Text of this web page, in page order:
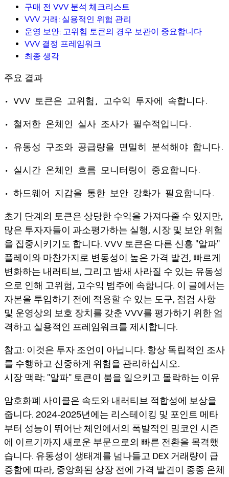
구매 전 VVV 분석 체크리스트
VVV 거래: 실용적인 위험 관리
운영 보안: 고위험 토큰의 경우 보관이 중요합니다
VVV 결정 프레임워크
최종 생각
주요 결과
• VVV 토큰은 고위험, 고수익 투자에 속합니다.
• 철저한 온체인 실사 조사가 필수적입니다.
• 유동성 구조와 공급량을 면밀히 분석해야 합니다.
• 실시간 온체인 흐름 모니터링이 중요합니다.
• 하드웨어 지갑을 통한 보안 강화가 필요합니다.
초기 단계의 토큰은 상당한 수익을 가져다줄 수 있지만,
많은 투자자들이 과소평가하는 실행, 시장 및 보안 위험
을 집중시키기도 합니다. VVV 토큰은 다른 신흥 "알파"
플레이와 마찬가지로 변동성이 높은 가격 발견, 빠르게
변화하는 내러티브, 그리고 밤새 사라질 수 있는 유동성
으로 인해 고위험, 고수익 범주에 속합니다. 이 글에서는
자본을 투입하기 전에 적용할 수 있는 도구, 점검 사항
및 운영상의 보호 장치를 갖춘 VVV를 평가하기 위한 엄
격하고 실용적인 프레임워크를 제시합니다.
참고: 이것은 투자 조언이 아닙니다. 항상 독립적인 조사
를 수행하고 신중하게 위험을 관리하십시오.
시장 맥락: "알파" 토큰이 붐을 일으키고 몰락하는 이유
암호화폐 사이클은 속도와 내러티브 적합성에 보상을
줍니다. 2024-2025년에는 리스테이킹 및 포인트 메타
부터 성능이 뛰어난 체인에서의 폭발적인 밈코인 시즌
에 이르기까지 새로운 부문으로의 빠른 전환을 목격했
습니다. 유동성이 생태계를 넘나들고 DEX 거래량이 급
증함에 따라, 중앙화된 상장 전에 가격 발견이 종종 온체